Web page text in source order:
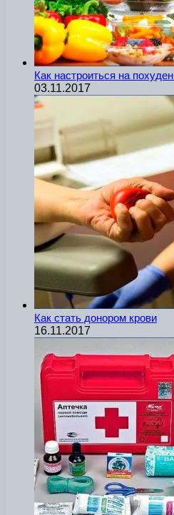
Как настроиться на
03.11.2017
Как стать донором крови
16.11.2017